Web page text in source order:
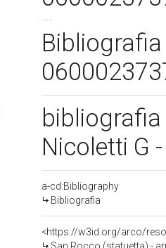
bibliografia
Nicoletti G
a-cd:Bibliography
Bibliografia
<https://w3id.org/arco/